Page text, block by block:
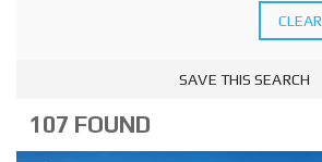
CLEAR
SAVE THIS SEARCH
107 FOUND